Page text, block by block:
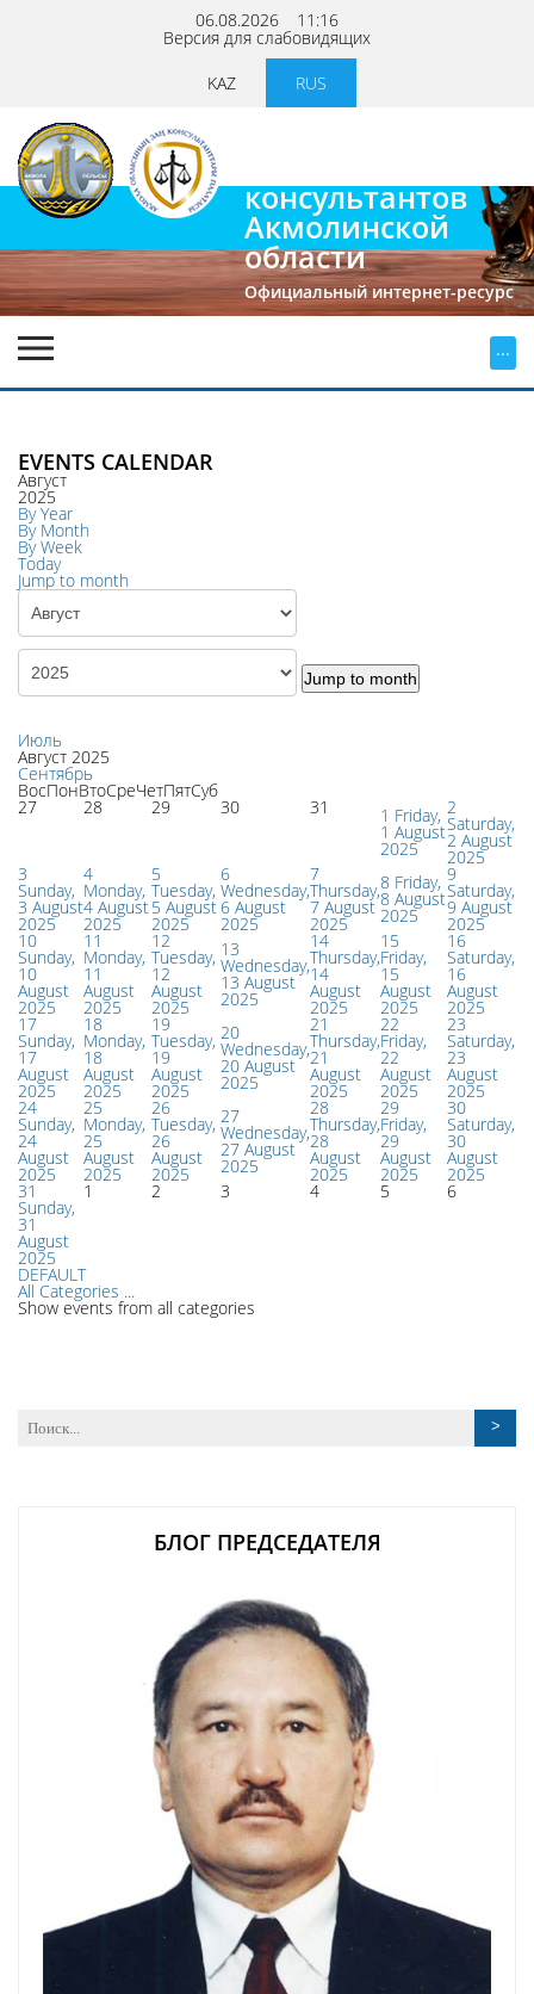
06.08.2026 11:16
Версия для слабовидящих
KAZ
RUS
консультантов
Акмолинской
области
Официальный интернет-ресурс
...
EVENTS CALENDAR
Август
2025
By Year
By Month
By Week
Today
Jump to month
Jump to month
Июль
Август 2025
Сентябрь
ВосПонВтоСреЧетПятСуб
27 28 29 30 31 1 Friday,
1 August
2025
2
Saturday,
2 August
2025
3
Sunday,
3 August
2025
4
Monday,
4 August
2025
5
Tuesday,
5 August
2025
6
Wednesday,
6 August
2025
7
Thursday,
7 August
2025
8 Friday,
8 August
2025
9
Saturday,
9 August
2025
10
Sunday,
10
August
2025
11
Monday,
11
August
2025
12
Tuesday,
12
August
2025
13
Wednesday,
13 August
2025
14
Thursday,
14
August
2025
15
Friday,
15
August
2025
16
Saturday,
16
August
2025
17
Sunday,
17
August
2025
18
Monday,
18
August
2025
19
Tuesday,
19
August
2025
20
Wednesday,
20 August
2025
21
Thursday,
21
August
2025
22
Friday,
22
August
2025
23
Saturday,
23
August
2025
24
Sunday,
24
August
2025
25
Monday,
25
August
2025
26
Tuesday,
26
August
2025
27
Wednesday,
27 August
2025
28
Thursday,
28
August
2025
29
Friday,
29
August
2025
30
Saturday,
30
August
2025
31
Sunday,
31
August
2025
1 2 3 4 5 6
DEFAULT
All Categories ...
Show events from all categories
БЛОГ ПРЕДСЕДАТЕЛЯ